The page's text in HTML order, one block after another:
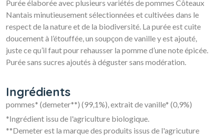
Purée élaborée avec plusieurs variétés de pommes Côteaux
Nantais minutieusement sélectionnées et cultivées dans le
respect de la nature et de la biodiversité. La purée est cuite
doucement à l’étouffée, un soupçon de vanille y est ajouté,
juste ce qu’il faut pour rehausser la pomme d’une note épicée.
Purée sans sucres ajoutés à déguster sans modération.
Ingrédients
pommes* (demeter**) (99,1%), extrait de vanille* (0,9%)
*Ingrédient issu de l'agriculture biologique.
**Demeter est la marque des produits issus de l'agricuture